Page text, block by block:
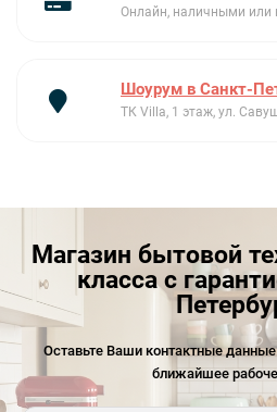
Онлайн, наличными или
Шоурум в Санкт-
ТК Villa, 1 этаж, ул.
Магазин бытовой
класса с
Оставьте Ваши контактные
ближайшее